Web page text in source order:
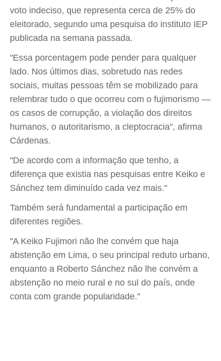
voto indeciso, que representa cerca de 25% do
eleitorado, segundo uma pesquisa do instituto IEP
publicada na semana passada.
"Essa porcentagem pode pender para qualquer
lado. Nos últimos dias, sobretudo nas redes
sociais, muitas pessoas têm se mobilizado para
relembrar tudo o que ocorreu com o fujimorismo —
os casos de corrupção, a violação dos direitos
humanos, o autoritarismo, a cleptocracia", afirma
Cárdenas.
"De acordo com a informação que tenho, a
diferença que existia nas pesquisas entre Keiko e
Sánchez tem diminuído cada vez mais."
Também será fundamental a participação em
diferentes regiões.
"A Keiko Fujimori não lhe convém que haja
abstenção em Lima, o seu principal reduto urbano,
enquanto a Roberto Sánchez não lhe convém a
abstenção no meio rural e no sul do país, onde
conta com grande popularidade."